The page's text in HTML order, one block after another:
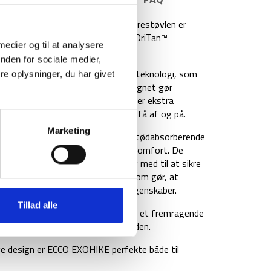
og til at analysere
for sociale medier,
oplysninger, du har givet
Marketing
Tillad alle
vandrestøvler. Vandrestøvlen er
vandbesparende ECCO DriTan™
proces.
være ECCO HYDROMAX™ teknologi, som
holder dine fødder tørre. Designet gør
polstrede kant giver ekstra
at vandrestøvlerne er lette at få af og på.
let Phorene™, giver en ekstra stødabsorberende
ECCOs FLUIDFORM™ Direct Comfort. De
sig rundt om hælene, er samtidig med til at sikre
en bred vifte af temperaturer som gør, at
at gå på kompromis med sine egenskaber.
med et unikt mønster, der sikrer et fremragende
gummiindlæg ved mellemfoden.
er ECCO EXOHIKE perfekte både til